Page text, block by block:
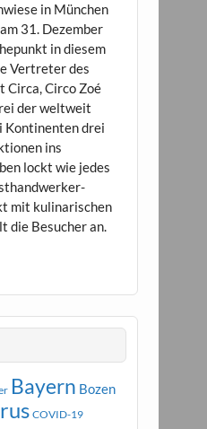
in München
31. Dezember
in diesem
Vertreter des
Circa, Circo Zoé
der weltweit
Kontinenten drei
ins
lockt wie jedes
mit kulinarischen
die Besucher an.
Bayern Bozen
COVID-19